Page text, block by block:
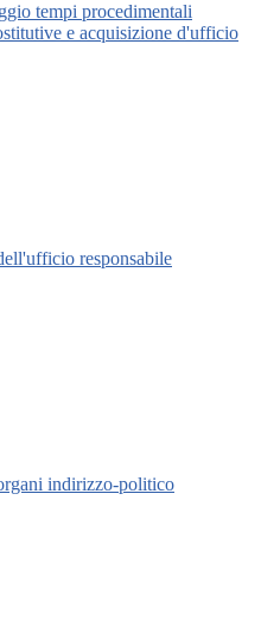
tempi procedimentali
e acquisizione d'ufficio
responsabile
indirizzo-politico